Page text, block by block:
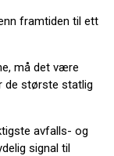
framtiden til ett
må det være
de største statlig
avfalls- og
signal til